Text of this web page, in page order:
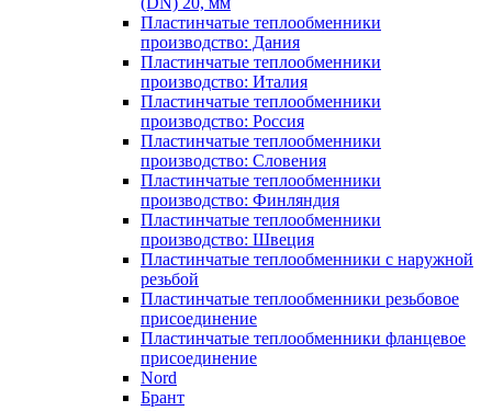
Пластинчатые теплообменники
производство: Дания
Пластинчатые теплообменники
производство: Италия
Пластинчатые теплообменники
производство: Россия
Пластинчатые теплообменники
производство: Словения
Пластинчатые теплообменники
производство: Финляндия
Пластинчатые теплообменники
производство: Швеция
Пластинчатые теплообменники с наружной
резьбой
Пластинчатые теплообменники резьбовое
присоединение
Пластинчатые теплообменники фланцевое
присоединение
Nord
Брант